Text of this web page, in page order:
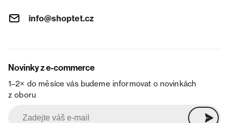
info@shoptet.cz
Novinky z e-commerce
1–2× do měsíce vás budeme informovat o novinkách
z oboru